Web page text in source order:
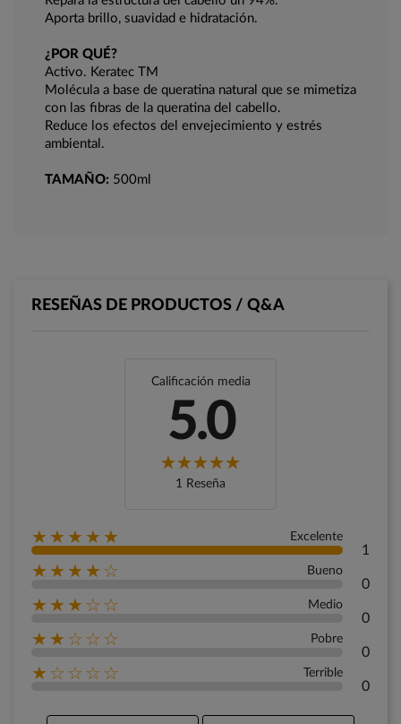
Aporta brillo, suavidad e hidratación.
¿POR QUÉ?
Activo. Keratec TM
Molécula a base de queratina natural que se mimetiza
con las fibras de la queratina del cabello.
Reduce los efectos del envejecimiento y estrés
ambiental.
TAMAÑO: 500ml
RESEÑAS DE PRODUCTOS / Q&A
Calificación media
5.0
1 Reseña
★★★★★ Excelente
1
★★★★☆ Bueno
0
★★★☆☆ Medio
0
★★☆☆☆ Pobre
0
★☆☆☆☆ Terrible
0